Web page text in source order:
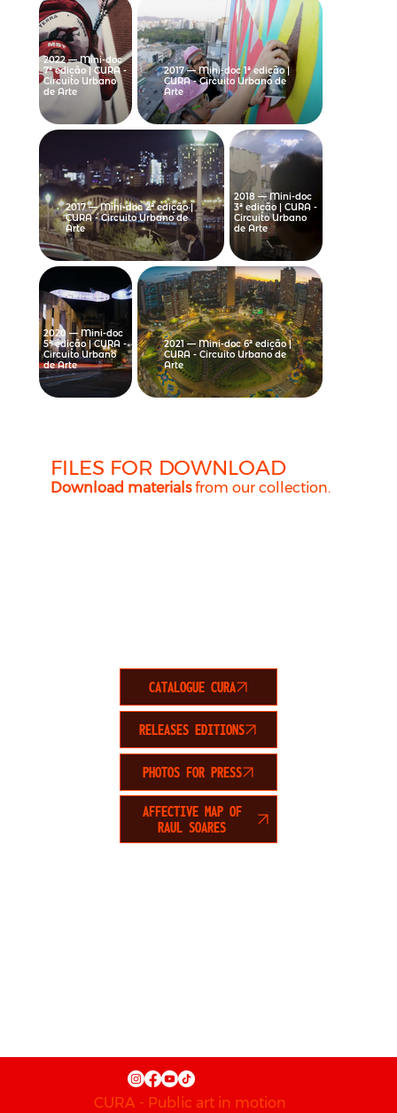
FILES FOR DOWNLOAD
Download materialsfrom our collection.
CATALOGUE CURA
RELEASES EDITIONS
PHOTOS FOR PRESS
AFFECTIVE MAP OF
RAUL SOARES
2022 — Mini-doc
7ª edição | CURA -
Circuito Urbano
de Arte
2017 — Mini-doc 1ª edição |
CURA - Circuito Urbano de
Arte
2017 — Mini-doc 2ª edição |
CURA - Circuito Urbano de
Arte
2018 — Mini-doc
3ª edição | CURA -
Circuito Urbano
de Arte
2020 — Mini-doc
5ª edição | CURA -
Circuito Urbano
de Arte
2021 — Mini-doc 6ª edição |
CURA - Circuito Urbano de
Arte
CURA - Public art in motion